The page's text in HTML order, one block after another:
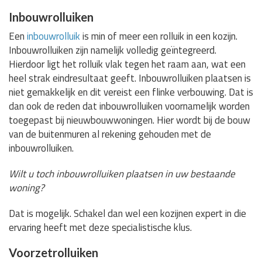
Inbouwrolluiken
Eeninbouwrolluikis min of meer een rolluik in een kozijn.
Inbouwrolluiken zijn namelijk volledig geïntegreerd.
Hierdoor ligt het rolluik vlak tegen het raam aan, wat een
heel strak eindresultaat geeft. Inbouwrolluiken plaatsen is
niet gemakkelijk en dit vereist een flinke verbouwing. Dat is
dan ook de reden dat inbouwrolluiken voornamelijk worden
toegepast bij nieuwbouwwoningen. Hier wordt bij de bouw
van de buitenmuren al rekening gehouden met de
inbouwrolluiken.
Wilt u toch inbouwrolluiken plaatsen in uw bestaande
woning?
Dat is mogelijk. Schakel dan wel een kozijnen expert in die
ervaring heeft met deze specialistische klus.
Voorzetrolluiken